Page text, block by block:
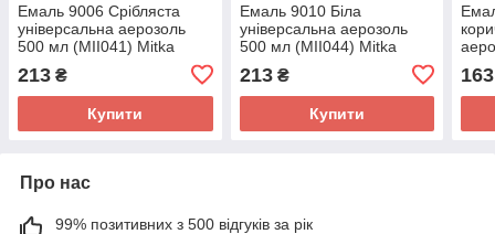
Емаль 9006 Срібляста
універсальна аерозоль
500 мл (MII041) Mitka
213 ₴
Купити
Емаль 9010 Біла
універсальна аерозоль
500 мл (MII044) Mitka
213₴
Купити
163
Про нас
99% позитивних з 500 відгуків за рік